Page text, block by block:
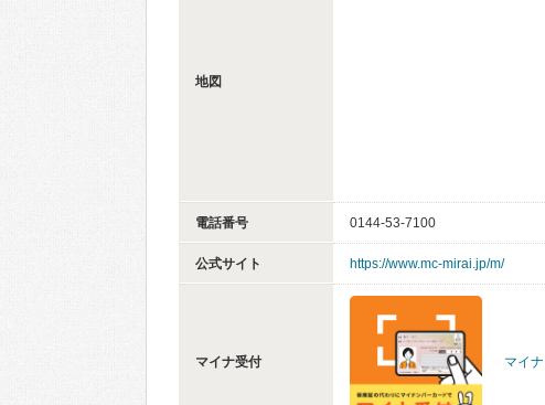
地図
電話番号 0144-53-7100
公式サイト https://www.mc-mirai.jp/m/
マイナ受付 マイ